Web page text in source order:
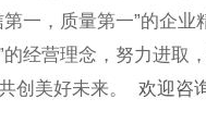
一，质量第一”的企业
的经营理念，努力进取
创美好未来。
欢迎咨